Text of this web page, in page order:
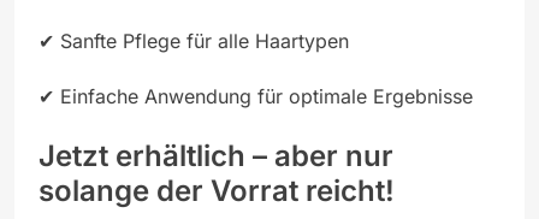
✔ Sanfte Pflege für alle Haartypen
✔ Einfache Anwendung für optimale Ergebnisse
Jetzt erhältlich – aber nur
solange der Vorrat reicht!